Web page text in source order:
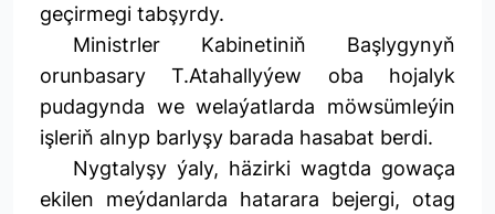
geçirmegi tabşyrdy.
Ministrler Kabinetiniň Başlygynyň
orunbasary T.Atahallyýew oba hojalyk
pudagynda we welaýatlarda möwsümleýin
işleriň alnyp barlyşy barada hasabat berdi.
Nygtalyşy ýaly, häzirki wagtda gowaça
ekilen meýdanlarda hatarara bejergi, otag